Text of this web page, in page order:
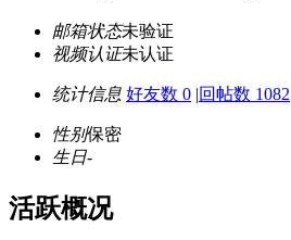
邮箱状态未验证
视频认证未认证
统计信息 好友数 0 |回帖数 1082
性别保密
生日-
活跃概况